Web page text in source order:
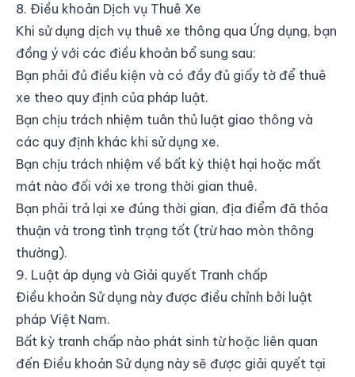
8. Điều khoản Dịch vụ Thuê Xe
Khi sử dụng dịch vụ thuê xe thông qua Ứng dụng, bạn
đồng ý với các điều khoản bổ sung sau:
Bạn phải đủ điều kiện và có đầy đủ giấy tờ để thuê
xe theo quy định của pháp luật.
Bạn chịu trách nhiệm tuân thủ luật giao thông và
các quy định khác khi sử dụng xe.
Bạn chịu trách nhiệm về bất kỳ thiệt hại hoặc mất
mát nào đối với xe trong thời gian thuê.
Bạn phải trả lại xe đúng thời gian, địa điểm đã thỏa
thuận và trong tình trạng tốt (trừ hao mòn thông
thường).
9. Luật áp dụng và Giải quyết Tranh chấp
Điều khoản Sử dụng này được điều chỉnh bởi luật
pháp Việt Nam.
Bất kỳ tranh chấp nào phát sinh từ hoặc liên quan
đến Điều khoản Sử dụng này sẽ được giải quyết tại